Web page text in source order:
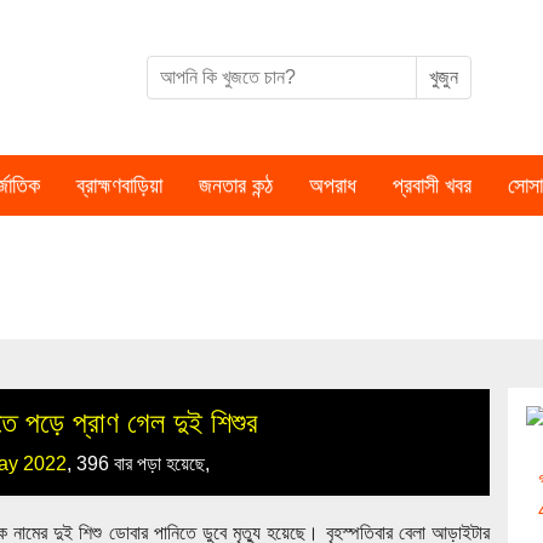
ব্রাহ্মণবাড়িয়া জনতার কন্ঠ অপরাধ প্রবাসী খবর
পড়ে প্রাণ গেল দুই শিশুর
2022, 396 বার পড়া হয়েছে,
দুই শিশু ডোবার পানিতে ডুবে মৃত্যু হয়েছে। বৃহস্পতিবার বেলা আড়াইটার